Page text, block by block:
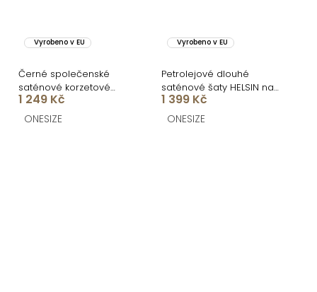
Vyrobeno v EU
Černé společenské
saténové korzetové
dlouhé šaty ZONTIRE
1 249 Kč
ONESIZE
Vyrobeno v EU
Petrolejové dlouhé
saténové šaty HELSIN na
ramínka
1 399 Kč
ONESIZE